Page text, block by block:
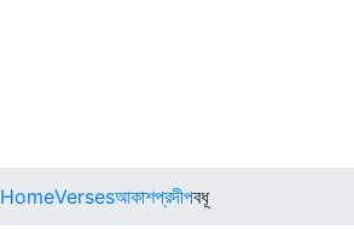
HomeVersesআকাশপ্রদীপবধূ